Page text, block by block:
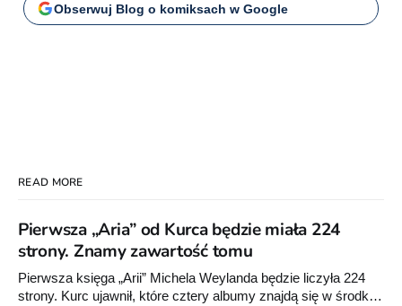
Obserwuj Blog o komiksach w Google
READ MORE
Pierwsza „Aria” od Kurca będzie miała 224
strony. Znamy zawartość tomu
Pierwsza księga „Arii” Michela Weylanda będzie liczyła 224
strony. Kurc ujawnił, które cztery albumy znajdą się w środku i